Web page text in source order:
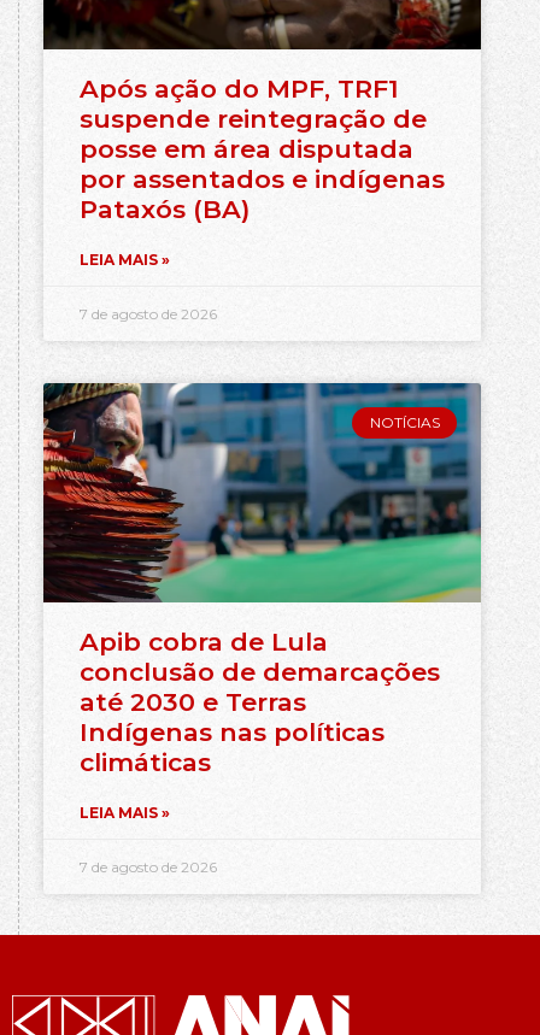
Após ação do MPF, TRF1
suspende reintegração de
posse em área disputada
por assentados e indígenas
Pataxós (BA)
LEIA MAIS »
7 de agosto de 2026
NOTÍCIAS
Apib cobra de Lula
conclusão de demarcações
até 2030 e Terras
Indígenas nas políticas
climáticas
LEIA MAIS »
7 de agosto de 2026